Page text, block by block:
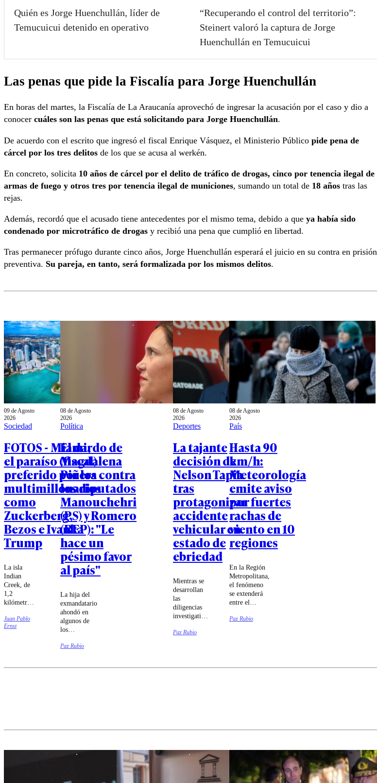
Quién es Jorge Huenchullán, líder de
Temucuicui detenido en operativo
“Recuperando el control del territorio”:
Steinert valoró la captura de Jorge
Huenchullán en Temucuicui
Las penas que pide la Fiscalía para Jorge Huenchullán
En horas del martes, la Fiscalía de La Araucanía aprovechó de ingresar la acusación por el caso y dio a
conocer cuáles son las penas que está solicitando para Jorge Huenchullán.
De acuerdo con el escrito que ingresó el fiscal Enrique Vásquez, el Ministerio Público pide pena de
cárcel por los tres delitos de los que se acusa al werkén.
En concreto, solicita 10 años de cárcel por el delito de tráfico de drogas, cinco por tenencia ilegal de
armas de fuego y otros tres por tenencia ilegal de municiones, sumando un total de 18 años tras las
rejas.
Además, recordó que el acusado tiene antecedentes por el mismo tema, debido a que ya había sido
condenado por microtráfico de drogas y recibió una pena que cumplió en libertad.
Tras permanecer prófugo durante cinco años, Jorge Huenchullán esperará el juicio en su contra en prisión
preventiva. Su pareja, en tanto, será formalizada por los mismos delitos.
09 de Agosto
2026
Sociedad
FOTOS - Miami,
el paraíso (fiscal)
preferido por los
multimillonarios
como
Zuckerberg,
Bezos e Ivanka
Trump
La isla
Indian
Creek, de
1,2
kilómetros
cuenta con
apenas 41
Juan Pablo
Ernst
08 de Agosto
2026
Política
El dardo de
Magdalena
Piñera contra
los diputados
Manouchehri
(PS) y Romero
(REP): "Le
hace un
pésimo favor
al país"
La hija del
exmandatario
ahondó en
algunos de
los
del
Paz Rubio
08 de Agosto
2026
Deportes
La tajante
decisión de
Nelson Tapia
tras
protagonizar
accidente
vehicular en
estado de
ebriedad
Mientras se
desarrollan
las
diligencias
investigativas
siniestro vial,
apercibido.
Paz Rubio
08 de Agosto
2026
País
Hasta 90
km/h:
Meteorología
emite aviso
por fuertes
rachas de
viento en 10
regiones
En la Región
Metropolitana,
el fenómeno
se extenderá
entre el
el jueves 13
Paz Rubio